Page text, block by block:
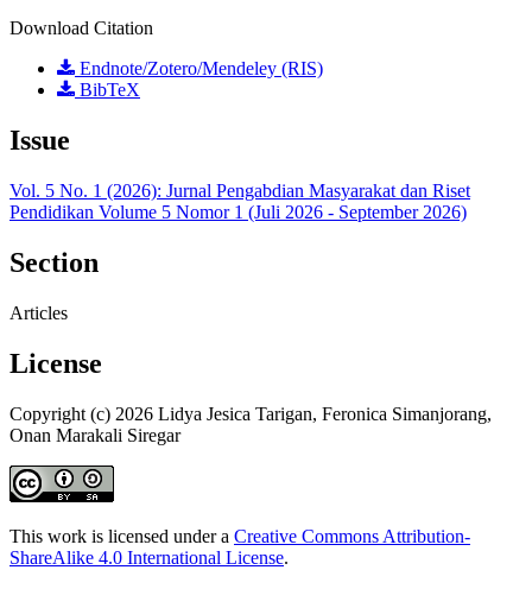
Download Citation
Endnote/Zotero/Mendeley (RIS)
BibTeX
Issue
Vol. 5 No. 1 (2026): Jurnal Pengabdian Masyarakat dan Riset
Pendidikan Volume 5 Nomor 1 (Juli 2026 - September 2026)
Section
Articles
License
Copyright (c) 2026 Lidya Jesica Tarigan, Feronica Simanjorang,
Onan Marakali Siregar
This work is licensed under a Creative Commons Attribution-
ShareAlike 4.0 International License.